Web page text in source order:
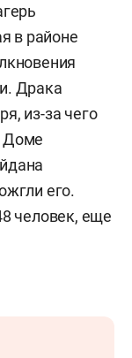
в районе
Драка
из-за чего
Доме
его.
человек, еще